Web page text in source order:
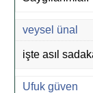
veysel ünal
işte asıl
Ufuk güven